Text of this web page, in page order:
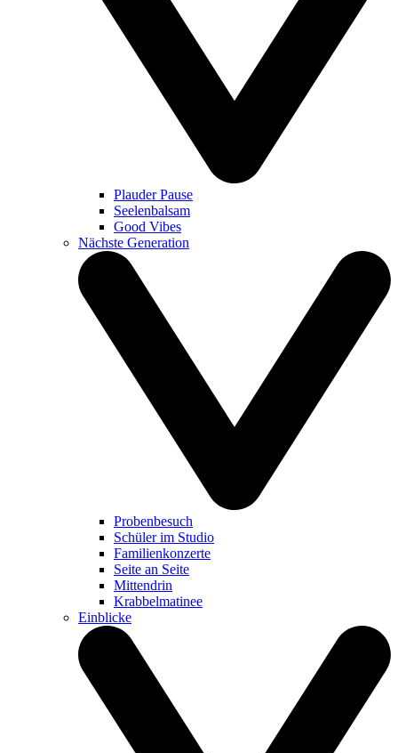
Plauder Pause
Seelenbalsam
Good Vibes
Nächste Generation
Probenbesuch
Schüler im Studio
Familienkonzerte
Seite an Seite
Mittendrin
Krabbelmatinee
Einblicke